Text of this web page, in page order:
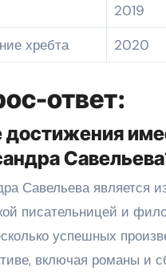
2019
хребта
2020
ответ:
достижения
Савельева является
писательницей и
успешных
включая романы и